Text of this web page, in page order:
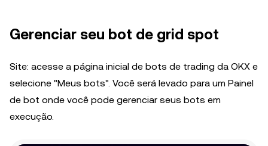
Gerenciar seu bot de grid spot
Site: acesse a página inicial de bots de trading da OKX e
selecione "Meus bots". Você será levado para um Painel
de bot onde você pode gerenciar seus bots em
execução.